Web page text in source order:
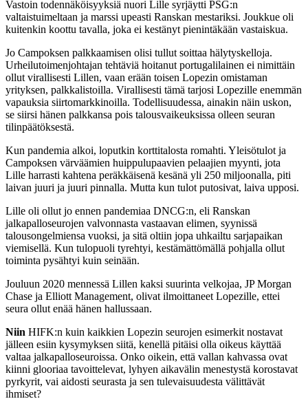
Vastoin todennäköisyyksiä nuori Lille syrjäytti PSG:n
valtaistuimeltaan ja marssi upeasti Ranskan mestariksi. Joukkue oli
kuitenkin koottu tavalla, joka ei kestänyt pienintäkään vastaiskua.
Jo Campoksen palkkaamisen olisi tullut soittaa hälytyskelloja.
Urheilutoimenjohtajan tehtäviä hoitanut portugalilainen ei nimittäin
ollut virallisesti Lillen, vaan erään toisen Lopezin omistaman
yrityksen, palkkalistoilla. Virallisesti tämä tarjosi Lopezille enemmän
vapauksia siirtomarkkinoilla. Todellisuudessa, ainakin näin uskon,
se siirsi hänen palkkansa pois talousvaikeuksissa olleen seuran
tilinpäätöksestä.
Kun pandemia alkoi, loputkin korttitalosta romahti. Yleisötulot ja
Campoksen värväämien huippulupaavien pelaajien myynti, jota
Lille harrasti kahtena peräkkäisenä kesänä yli 250 miljoonalla, piti
laivan juuri ja juuri pinnalla. Mutta kun tulot putosivat, laiva upposi.
Lille oli ollut jo ennen pandemiaa DNCG:n, eli Ranskan
jalkapalloseurojen valvonnasta vastaavan elimen, syynissä
talousongelmiensa vuoksi, ja sitä oltiin jopa uhkailtu sarjapaikan
viemisellä. Kun tulopuoli tyrehtyi, kestämättömällä pohjalla ollut
toiminta pysähtyi kuin seinään.
Jouluun 2020 mennessä Lillen kaksi suurinta velkojaa, JP Morgan
Chase ja Elliott Management, olivat ilmoittaneet Lopezille, ettei
seura ollut enää hänen hallussaan.
Niin HIFK:n kuin kaikkien Lopezin seurojen esimerkit nostavat
jälleen esiin kysymyksen siitä, kenellä pitäisi olla oikeus käyttää
valtaa jalkapalloseuroissa. Onko oikein, että vallan kahvassa ovat
kiinni glooriaa tavoittelevat, lyhyen aikavälin menestystä korostavat
pyrkyrit, vai aidosti seurasta ja sen tulevaisuudesta välittävät
ihmiset?